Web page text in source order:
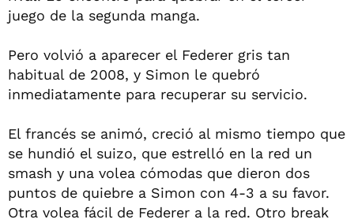
juego de la segunda manga.
Pero volvió a aparecer el Federer gris tan
habitual de 2008, y Simon le quebró
inmediatamente para recuperar su servicio.
El francés se animó, creció al mismo tiempo que
se hundió el suizo, que estrelló en la red un
smash y una volea cómodas que dieron dos
puntos de quiebre a Simon con 4-3 a su favor.
Otra volea fácil de Federer a la red. Otro break